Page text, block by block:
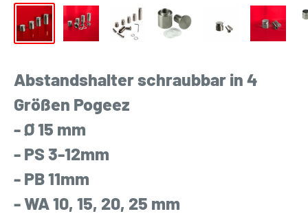
Abstandshalter schraubbar in 4
Größen Pogeez
- Ø 15 mm
- PS 3-12mm
- PB 11mm
- WA 10, 15, 20, 25 mm